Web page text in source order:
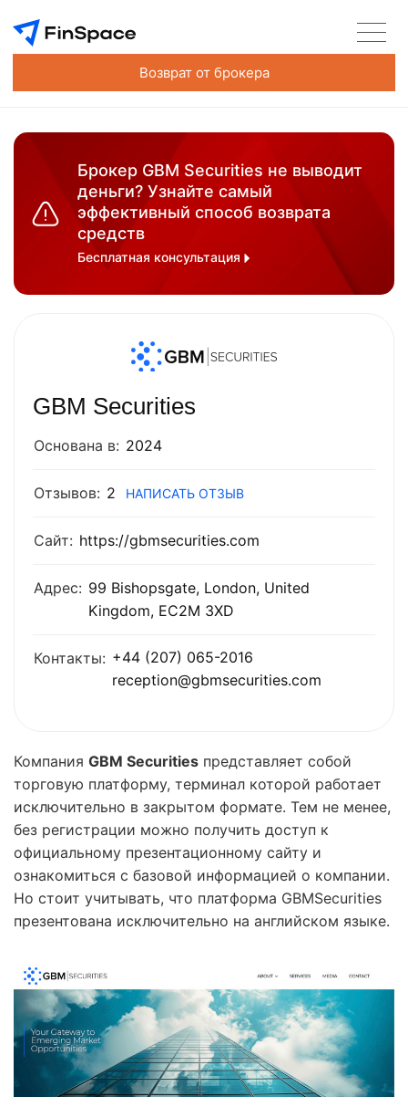
Возврат от брокера
Брокер GBM Securities не выводит
деньги? Узнайте самый
эффективный способ возврата
средств
Бесплатная консультация
GBM Securities
Основана в: 2024
Отзывов: 2 НАПИСАТЬ ОТЗЫВ
Сайт: https://gbmsecurities.com
Адрес: 99 Bishopsgate, London, United
Kingdom, EC2M 3XD
Контакты: +44 (207) 065-2016
reception@gbmsecurities.com
Компания GBM Securities представляет собой
торговую платформу, терминал которой работает
исключительно в закрытом формате. Тем не менее,
без регистрации можно получить доступ к
официальному презентационному сайту и
ознакомиться с базовой информацией о компании.
Но стоит учитывать, что платформа GBMSecurities
презентована исключительно на английском языке.